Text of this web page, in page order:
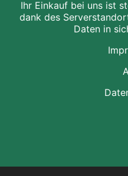
Ihr Einkauf bei uns ist
dank des
Daten in